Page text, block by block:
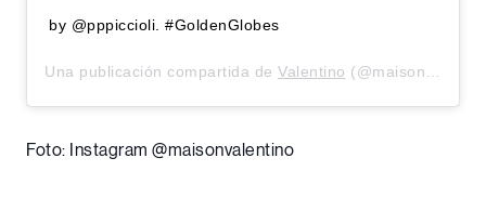
by @pppiccioli. #GoldenGlobes
Una publicación compartida de Valentino (@maisonvalentino) el
Foto: Instagram @maisonvalentino